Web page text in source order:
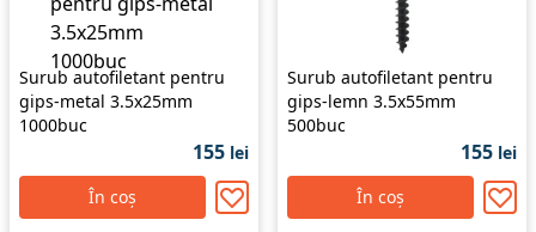
Surub autofiletant pentru
gips-metal 3.5x25mm
1000buc
155 lei
În coș
Surub autofiletant pentru
gips-lemn 3.5x55mm
500buc
155 lei
În coș